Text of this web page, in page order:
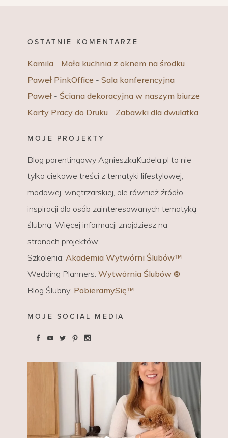
OSTATNIE KOMENTARZE
Kamila - Mała kuchnia z oknem na środku
Paweł PinkOffice - Sala konferencyjna
Paweł - Ściana dekoracyjna w naszym biurze
Karty Pracy do Druku - Zabawki dla dwulatka
MOJE PROJEKTY
Blog parentingowy AgnieszkaKudela.pl to nie
tylko ciekawe treści z tematyki lifestylowej,
modowej, wnętrzarskiej, ale również źródło
inspiracji dla osób zainteresowanych tematyką
ślubną. Więcej informacji znajdziesz na
stronach projektów:
Szkolenia: Akademia Wytwórni Ślubów™
Wedding Planners: Wytwórnia Ślubów ®
Blog Ślubny: PobieramySię™
MOJE SOCIAL MEDIA